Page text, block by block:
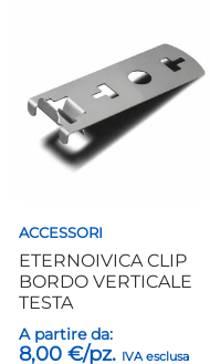
ACCESSORI
ETERNOIVICA CLIP
BORDO VERTICALE
TESTA
A partire da:
8,00€/pz. IVA esclusa
varianti.
Le
opzioni
possono
nella
pagina
del
prodotto